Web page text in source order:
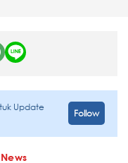
Update
Follow